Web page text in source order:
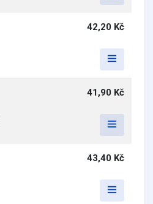
42,20 Kč
41,90 Kč
43,40 Kč